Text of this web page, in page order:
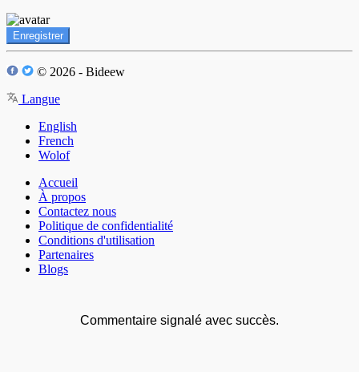
Enregistrer
© 2026 - Bideew
Langue
English
French
Wolof
Accueil
À propos
Contactez nous
Politique de confidentialité
Conditions d'utilisation
Partenaires
Blogs
Commentaire signalé avec succès.